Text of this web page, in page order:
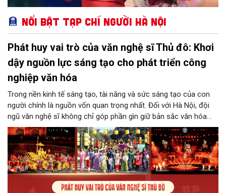
Nổi bật Tạp chí Người Hà Nội
Phát huy vai trò của văn nghệ sĩ Thủ đô: Khơi
dậy nguồn lực sáng tạo cho phát triển công
nghiệp văn hóa
Trong nền kinh tế sáng tạo, tài năng và sức sáng tạo của con
người chính là nguồn vốn quan trọng nhất. Đối với Hà Nội, đội
ngũ văn nghệ sĩ không chỉ góp phần gìn giữ bản sắc văn hóa
mà còn giữ vai trò trung tâm trong quá trình hình thành các sản
phẩm công nghiệp văn hóa có giá trị. Khơi dậy, phát huy và tạo
điều kiện để nguồn lực sáng tạo ấy phát triển sẽ là “chìa khóa”
để Hà Nội khai thác hiệu quả tiềm năng văn hóa, nâng cao năng
lực cạnh tranh và khẳng định vị thế của một trung tâm sáng tạo
trong kỷ nguyên mới.